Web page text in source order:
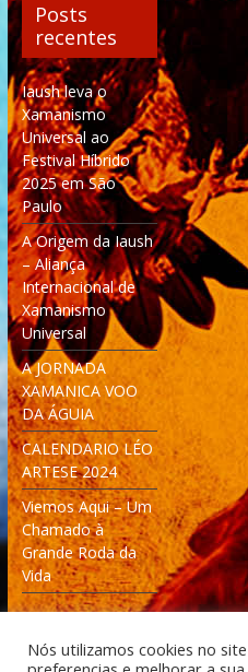
Posts
recentes
Iaush leva o
Xamanismo
Universal ao
Festival Híbrido
2025 em São
Paulo
A Origem da Iaush
– Aliança
Internacional de
Xamanismo
Universal
A JORNADA
XAMANICA VOO
DA ÁGUIA
CALENDARIO LÉO
ARTESE 2024
Viemos Aqui – Um
Chamado à
Grande Roda da
Vida
Nós utilizamos cookies no